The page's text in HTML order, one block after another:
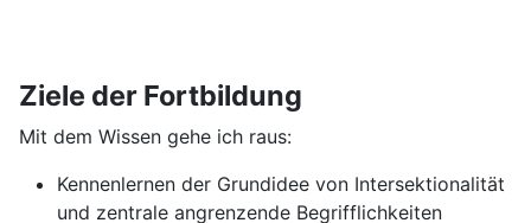
Ziele der Fortbildung
Mit dem Wissen gehe ich raus:
Kennenlernen der Grundidee von Intersektionalität
und zentrale angrenzende Begrifflichkeiten